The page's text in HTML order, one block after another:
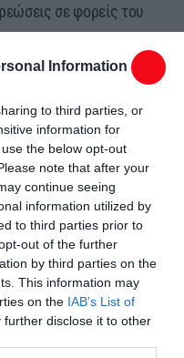
Information
to third parties, or
information for
the below opt-out
note that after your
continue seeing
information utilized by
to third parties prior to
out of the further
by third parties on the
This information may
on the IAB’s List of
further disclose it to other
σε φορείς του
ενισχύσεις όμως
άμεσα από τον
η πρόθεση της
του ζωικού
ενημέρωση για το